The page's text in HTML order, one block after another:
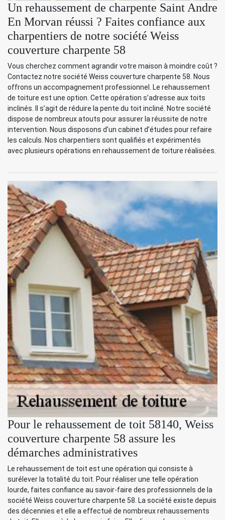
Un rehaussement de charpente Saint Andre
En Morvan réussi ? Faites confiance aux
charpentiers de notre société Weiss
couverture charpente 58
Vous cherchez comment agrandir votre maison à moindre coût ?
Contactez notre société Weiss couverture charpente 58. Nous
offrons un accompagnement professionnel. Le rehaussement
de toiture est une option. Cette opération s’adresse aux toits
inclinés. Il s’agit de réduire la pente du toit incliné. Notre société
dispose de nombreux atouts pour assurer la réussite de notre
intervention. Nous disposons d’un cabinet d’études pour refaire
les calculs. Nos charpentiers sont qualifiés et expérimentés
avec plusieurs opérations en rehaussement de toiture réalisées.
Pour le rehaussement de toit 58140, Weiss
couverture charpente 58 assure les
démarches administratives
Le rehaussement de toit est une opération qui consiste à
surélever la totalité du toit. Pour réaliser une telle opération
lourde, faites confiance au savoir-faire des professionnels de la
société Weiss couverture charpente 58. La société existe depuis
des décennies et elle a effectué de nombreux rehaussements